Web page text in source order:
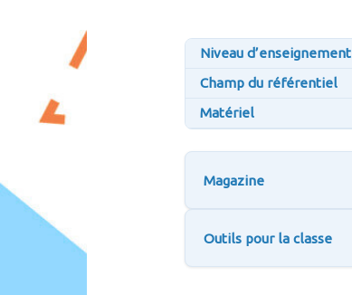
Niveau d’enseignement
Champ du référentiel
Matériel
Magazine
Outils pour la classe